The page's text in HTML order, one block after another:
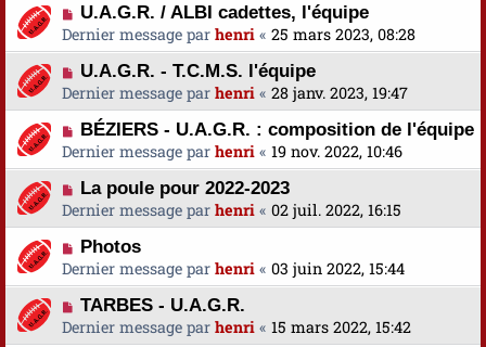
U.A.G.R. / ALBI cadettes, l'équipe
Dernier message par henri « 25 mars 2023, 08:28
U.A.G.R. - T.C.M.S. l'équipe
Dernier message par henri « 28 janv. 2023, 19:47
BÉZIERS - U.A.G.R. : composition de l'équipe
Dernier message par henri « 19 nov. 2022, 10:46
La poule pour 2022-2023
Dernier message par henri « 02 juil. 2022, 16:15
Photos
Dernier message par henri « 03 juin 2022, 15:44
TARBES - U.A.G.R.
Dernier message par henri « 15 mars 2022, 15:42